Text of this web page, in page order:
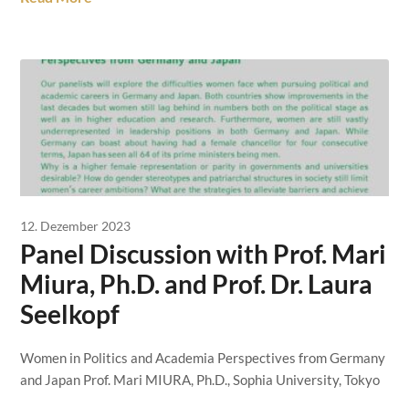
12. Dezember 2023
Panel Discussion with Prof. Mari
Miura, Ph.D. and Prof. Dr. Laura
Seelkopf
Women in Politics and Academia Perspectives from Germany
and Japan Prof. Mari MIURA, Ph.D., Sophia University, Tokyo